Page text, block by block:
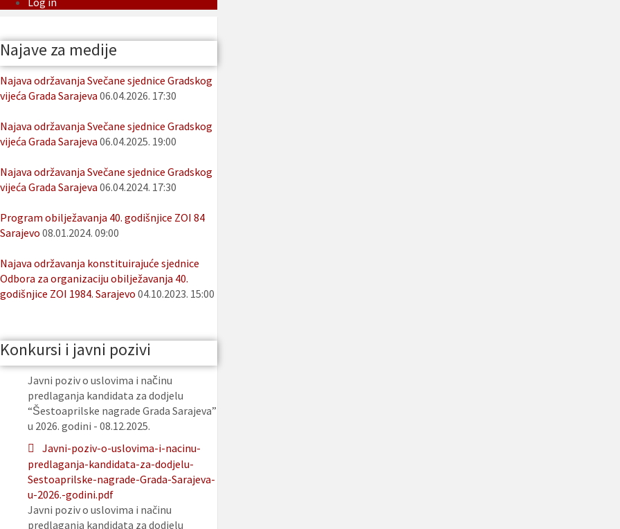
Najave za medije
Najava održavanja Svečane sjednice Gradskog
vijeća Grada Sarajeva 06.04.2026. 17:30
Najava održavanja Svečane sjednice Gradskog
vijeća Grada Sarajeva 06.04.2025. 19:00
Najava održavanja Svečane sjednice Gradskog
vijeća Grada Sarajeva 06.04.2024. 17:30
Program obilježavanja 40. godišnjice ZOI 84
Sarajevo 08.01.2024. 09:00
Najava održavanja konstituirajuće sjednice
Odbora za organizaciju obilježavanja 40.
godišnjice ZOI 1984. Sarajevo 04.10.2023. 15:00
Konkursi i javni pozivi
Javni poziv o uslovima i načinu
predlaganja kandidata za dodjelu
“Šestoaprilske nagrade Grada Sarajeva”
u 2026. godini - 08.12.2025.
Javni-poziv-o-uslovima-i-nacinu-
predlaganja-kandidata-za-dodjelu-
Sestoaprilske-nagrade-Grada-Sarajeva-
u-2026.-godini.pdf
Javni poziv o uslovima i načinu
predlaganja kandidata za dodjelu